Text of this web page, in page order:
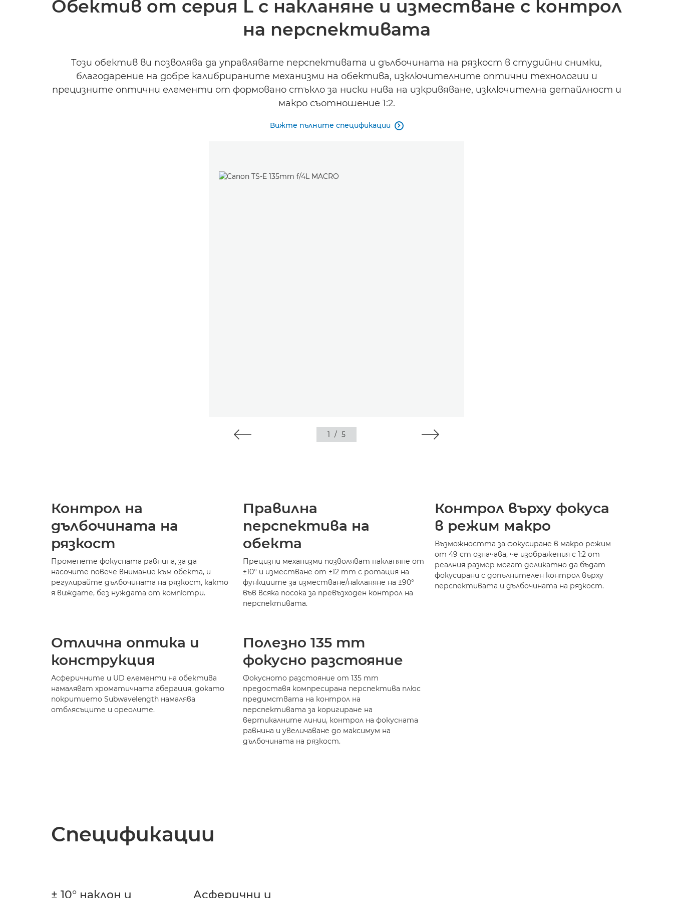
Обектив от серия L с накланяне и изместване с контрол
на перспективата
Този обектив ви позволява да управлявате перспективата и дълбочината на рязкост в студийни снимки,
благодарение на добре калибрираните механизми на обектива, изключителните оптични технологии и
прецизните оптични елементи от формовано стъкло за ниски нива на изкривяване, изключителна детайлност и
макро съотношение 1:2.
Вижте пълните спецификации 
1 / 5
Контрол на
дълбочината на
рязкост
Променете фокусната равнина, за да
насочите повече внимание към обекта, и
регулирайте дълбочината на рязкост, както
я виждате, без нуждата от компютри.
Правилна
перспектива на
обекта
Прецизни механизми позволяват накланяне от
±10° и изместване от ±12 mm с ротация на
функциите за изместване/накланяне на ±90°
във всяка посока за превъзходен контрол на
перспективата.
Контрол върху фокуса
в режим макро
Възможността за фокусиране в макро режим
от 49 cm означава, че изображения с 1:2 от
реалния размер могат деликатно да бъдат
фокусирани с допълнителен контрол върху
перспективата и дълбочината на рязкост.
Отлична оптика и
конструкция
Асферичните и UD елементи на обектива
намаляват хроматичната аберация, докато
покритието Subwavelength намалява
отблясъците и ореолите.
Полезно 135 mm
фокусно разстояние
Фокусното разстояние от 135 mm
предоставя компресирана перспектива плюс
предимствата на контрол на
перспективата за коригиране на
вертикалните линии, контрол на фокусната
равнина и увеличаване до максимум на
дълбочината на рязкост.
Спецификации
± 10° наклон и
Асферични и